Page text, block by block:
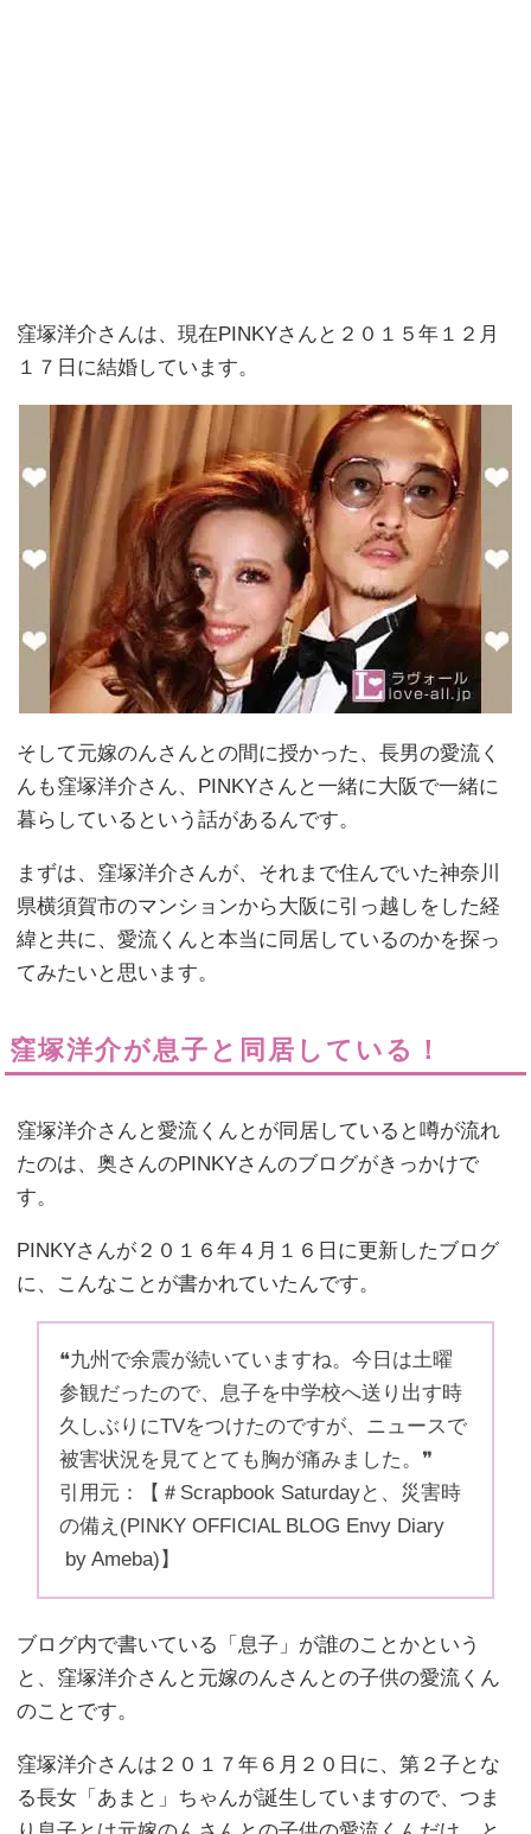
窪塚洋介さんは、現在PINKYさんと２０１５年１２月
１７日に結婚しています。
そして元嫁のんさんとの間に授かった、長男の愛流く
んも窪塚洋介さん、PINKYさんと一緒に大阪で一緒に
暮らしているという話があるんです。
まずは、窪塚洋介さんが、それまで住んでいた神奈川
県横須賀市のマンションから大阪に引っ越しをした経
緯と共に、愛流くんと本当に同居しているのかを探っ
てみたいと思います。
窪塚洋介が息子と同居している！
窪塚洋介さんと愛流くんとが同居していると噂が流れ
たのは、奥さんのPINKYさんのブログがきっかけで
す。
PINKYさんが２０１６年４月１６日に更新したブログ
に、こんなことが書かれていたんです。
❝九州で余震が続いていますね。今日は土曜
参観だったので、息子を中学校へ送り出す時
久しぶりにTVをつけたのですが、ニュースで
被害状況を見てとても胸が痛みました。❞
引用元：【＃Scrapbook Saturdayと、災害時
の備え(PINKY OFFICIAL BLOG Envy Diary
by Ameba)】
ブログ内で書いている「息子」が誰のことかという
と、窪塚洋介さんと元嫁のんさんとの子供の愛流くん
のことです。
窪塚洋介さんは２０１７年６月２０日に、第２子とな
る長女「あまと」ちゃんが誕生していますので、つま